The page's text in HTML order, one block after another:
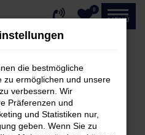
0
MENÜ
Error
aufgetreten.
die bestmögliche
zu ermöglichen und unsere
verbessern. Wir
Präferenzen und
und Statistiken nur,
geben. Wenn Sie zu